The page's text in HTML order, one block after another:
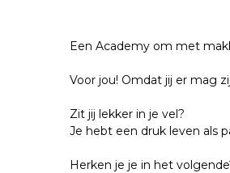
Een Academy om met
Voor jou! Omdat jij er mag
Zit jij lekker in je vel?
Je hebt een druk leven als
Herken je je in het